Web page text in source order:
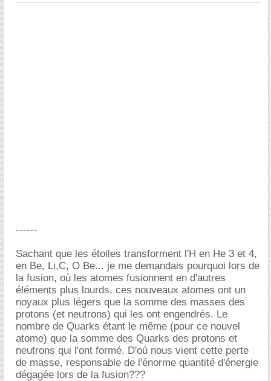
------
Sachant que les étoiles transforment l'H en He 3 et 4,
en Be, Li,C, O Be... je me demandais pourquoi lors de
la fusion, où les atomes fusionnent en d'autres
éléments plus lourds, ces nouveaux atomes ont un
noyaux plus légers que la somme des masses des
protons (et neutrons) qui les ont engendrés. Le
nombre de Quarks étant le même (pour ce nouvel
atome) que la somme des Quarks des protons et
neutrons qui l'ont formé. D'où nous vient cette perte
de masse, responsable de l'énorme quantité d'énergie
dégagée lors de la fusion???